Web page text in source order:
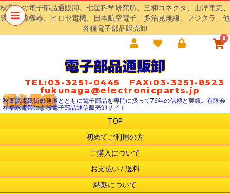
秋葉原の電子部品通販卸。七星科学研究所、三和コネクタ、山洋電気、
豊澄電源機器、ヒロセ電機、日本航空電子、多治見無線、フジクラ、他
各種電子部品販売卸
0
電子部品通販卸
TEL:03-3251-0445 FAX:03-3251-8523
fukunaga@electronicparts.jp
秋葉原電気街の発展とともに電子部品を専門に扱って76年の信頼と実績。有限会
社福永電業による電子部品通信販売卸サイト
TOP
初めてご利用の方
ご購入について
お支払い / 送料
納期について